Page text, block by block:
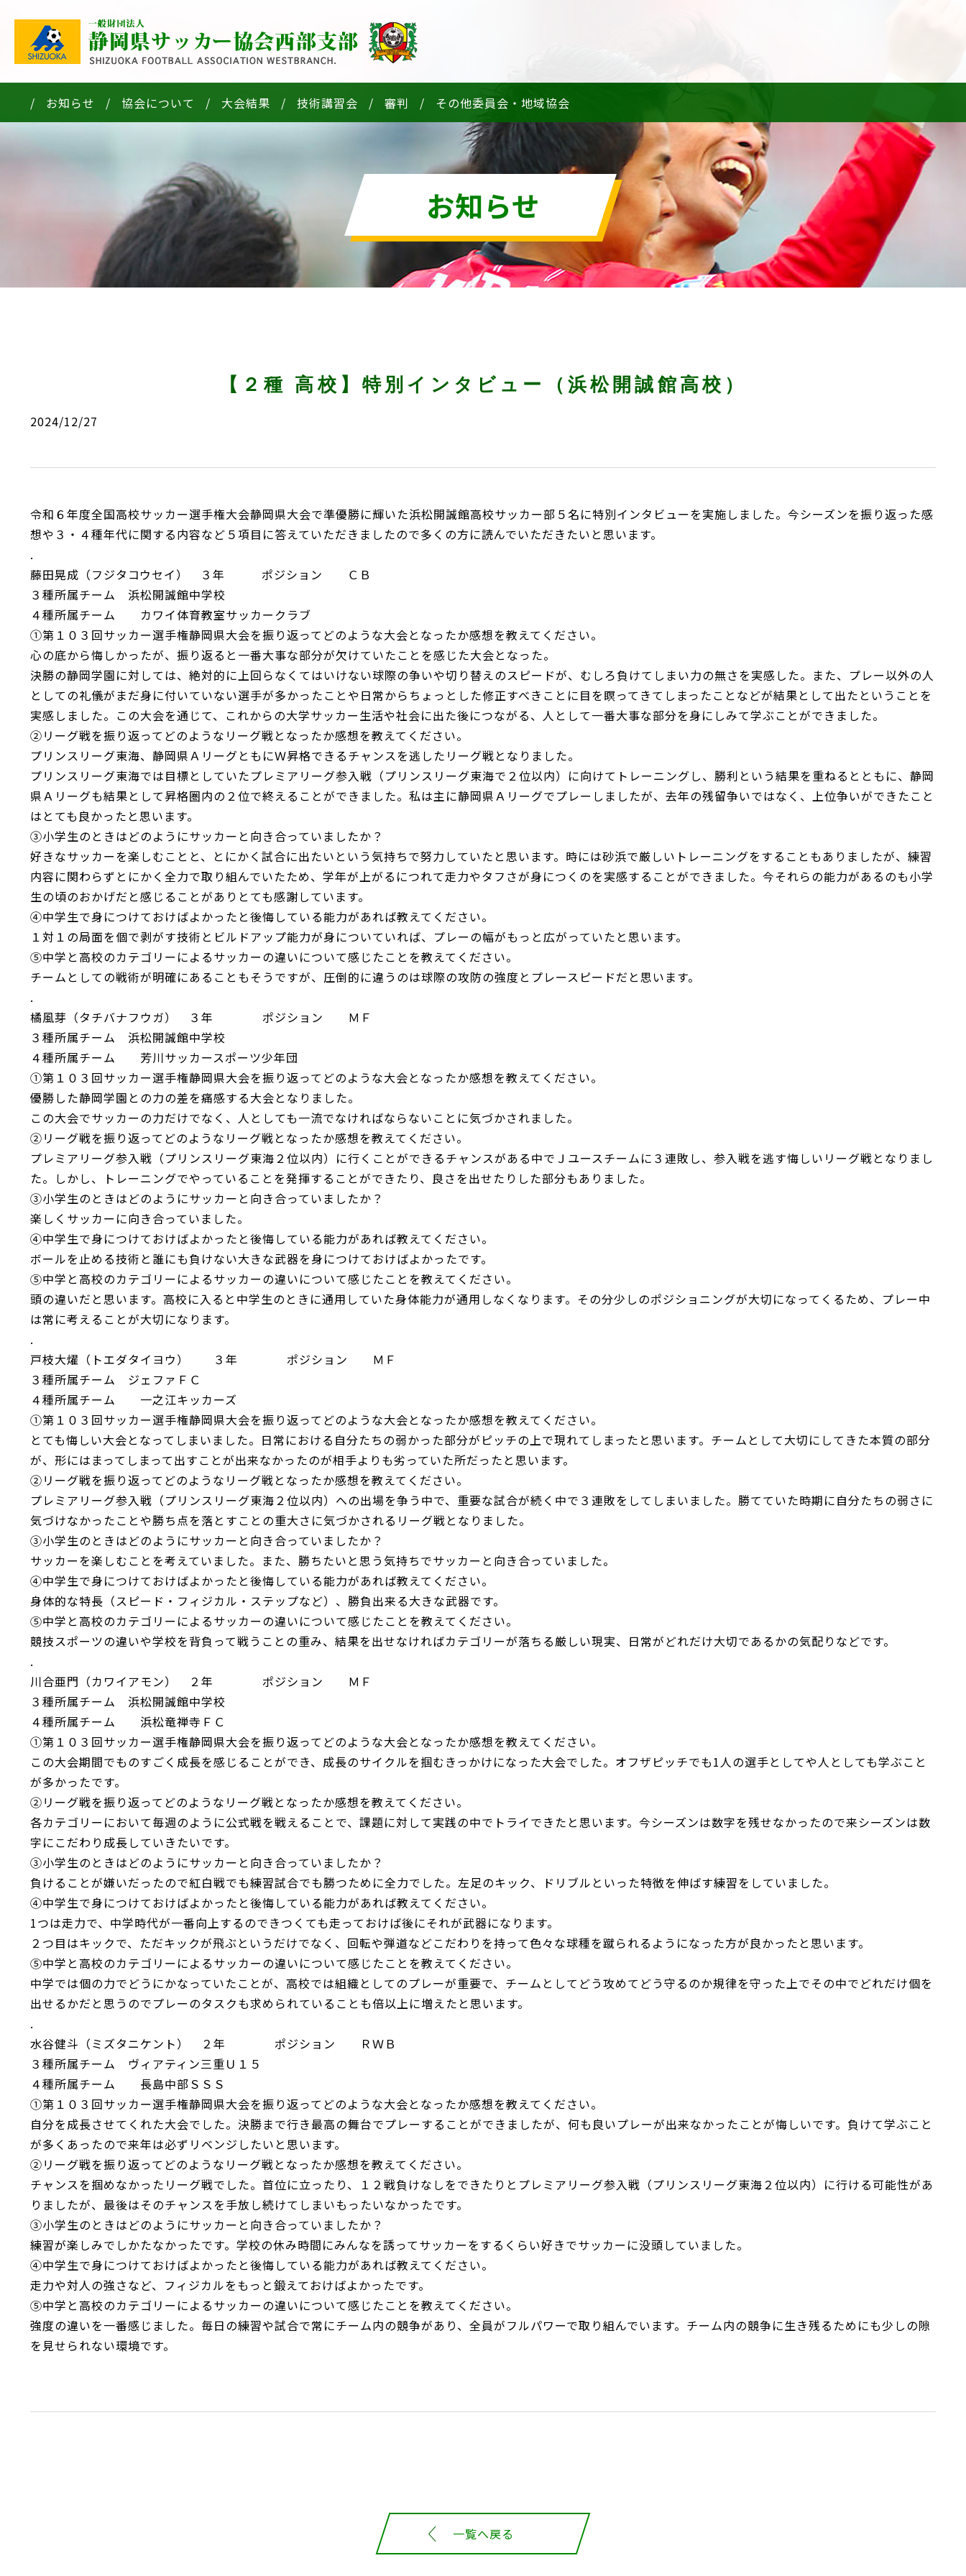
お知らせ 協会について 大会結果 技術講習会 審判 その他委員会・地域協会
お知らせ
【２種 高校】特別インタビュー（浜松開誠館高校）
2024/12/27
令和６年度全国高校サッカー選手権大会静岡県大会で準優勝に輝いた浜松開誠館高校サッカー部５名に特別インタビューを実施しました。今シーズンを振り返った感
想や３・４種年代に関する内容など５項目に答えていただきましたので多くの方に読んでいただきたいと思います。
.
藤田晃成（フジタコウセイ） ３年 ポジション ＣＢ
３種所属チーム 浜松開誠館中学校
４種所属チーム カワイ体育教室サッカークラブ
①第１０３回サッカー選手権静岡県大会を振り返ってどのような大会となったか感想を教えてください。
心の底から悔しかったが、振り返ると一番大事な部分が欠けていたことを感じた大会となった。
決勝の静岡学園に対しては、絶対的に上回らなくてはいけない球際の争いや切り替えのスピードが、むしろ負けてしまい力の無さを実感した。また、プレー以外の人
としての礼儀がまだ身に付いていない選手が多かったことや日常からちょっとした修正すべきことに目を瞑ってきてしまったことなどが結果として出たということを
実感しました。この大会を通じて、これからの大学サッカー生活や社会に出た後につながる、人として一番大事な部分を身にしみて学ぶことができました。
②リーグ戦を振り返ってどのようなリーグ戦となったか感想を教えてください。
プリンスリーグ東海、静岡県ＡリーグともにＷ昇格できるチャンスを逃したリーグ戦となりました。
プリンスリーグ東海では目標としていたプレミアリーグ参入戦（プリンスリーグ東海で２位以内）に向けてトレーニングし、勝利という結果を重ねるとともに、静岡
県Ａリーグも結果として昇格圏内の２位で終えることができました。私は主に静岡県Ａリーグでプレーしましたが、去年の残留争いではなく、上位争いができたこと
はとても良かったと思います。
③小学生のときはどのようにサッカーと向き合っていましたか？
好きなサッカーを楽しむことと、とにかく試合に出たいという気持ちで努力していたと思います。時には砂浜で厳しいトレーニングをすることもありましたが、練習
内容に関わらずとにかく全力で取り組んでいたため、学年が上がるにつれて走力やタフさが身につくのを実感することができました。今それらの能力があるのも小学
生の頃のおかげだと感じることがありとても感謝しています。
④中学生で身につけておけばよかったと後悔している能力があれば教えてください。
１対１の局面を個で剥がす技術とビルドアップ能力が身についていれば、プレーの幅がもっと広がっていたと思います。
⑤中学と高校のカテゴリーによるサッカーの違いについて感じたことを教えてください。
チームとしての戦術が明確にあることもそうですが、圧倒的に違うのは球際の攻防の強度とプレースピードだと思います。
.
橘風芽（タチバナフウガ） ３年 ポジション ＭＦ
３種所属チーム 浜松開誠館中学校
４種所属チーム 芳川サッカースポーツ少年団
①第１０３回サッカー選手権静岡県大会を振り返ってどのような大会となったか感想を教えてください。
優勝した静岡学園との力の差を痛感する大会となりました。
この大会でサッカーの力だけでなく、人としても一流でなければならないことに気づかされました。
②リーグ戦を振り返ってどのようなリーグ戦となったか感想を教えてください。
プレミアリーグ参入戦（プリンスリーグ東海２位以内）に行くことができるチャンスがある中でＪユースチームに３連敗し、参入戦を逃す悔しいリーグ戦となりまし
た。しかし、トレーニングでやっていることを発揮することができたり、良さを出せたりした部分もありました。
③小学生のときはどのようにサッカーと向き合っていましたか？
楽しくサッカーに向き合っていました。
④中学生で身につけておけばよかったと後悔している能力があれば教えてください。
ボールを止める技術と誰にも負けない大きな武器を身につけておけばよかったです。
⑤中学と高校のカテゴリーによるサッカーの違いについて感じたことを教えてください。
頭の違いだと思います。高校に入ると中学生のときに通用していた身体能力が通用しなくなります。その分少しのポジショニングが大切になってくるため、プレー中
は常に考えることが大切になります。
.
戸枝大燿（トエダタイヨウ） ３年 ポジション ＭＦ
３種所属チーム ジェファＦＣ
４種所属チーム 一之江キッカーズ
①第１０３回サッカー選手権静岡県大会を振り返ってどのような大会となったか感想を教えてください。
とても悔しい大会となってしまいました。日常における自分たちの弱かった部分がピッチの上で現れてしまったと思います。チームとして大切にしてきた本質の部分
が、形にはまってしまって出すことが出来なかったのが相手よりも劣っていた所だったと思います。
②リーグ戦を振り返ってどのようなリーグ戦となったか感想を教えてください。
プレミアリーグ参入戦（プリンスリーグ東海２位以内）への出場を争う中で、重要な試合が続く中で３連敗をしてしまいました。勝てていた時期に自分たちの弱さに
気づけなかったことや勝ち点を落とすことの重大さに気づかされるリーグ戦となりました。
③小学生のときはどのようにサッカーと向き合っていましたか？
サッカーを楽しむことを考えていました。また、勝ちたいと思う気持ちでサッカーと向き合っていました。
④中学生で身につけておけばよかったと後悔している能力があれば教えてください。
身体的な特長（スピード・フィジカル・ステップなど）、勝負出来る大きな武器です。
⑤中学と高校のカテゴリーによるサッカーの違いについて感じたことを教えてください。
競技スポーツの違いや学校を背負って戦うことの重み、結果を出せなければカテゴリーが落ちる厳しい現実、日常がどれだけ大切であるかの気配りなどです。
.
川合亜門（カワイアモン） ２年 ポジション ＭＦ
３種所属チーム 浜松開誠館中学校
４種所属チーム 浜松竜禅寺ＦＣ
①第１０３回サッカー選手権静岡県大会を振り返ってどのような大会となったか感想を教えてください。
この大会期間でものすごく成長を感じることができ、成長のサイクルを掴むきっかけになった大会でした。オフザピッチでも1人の選手としてや人としても学ぶこと
が多かったです。
②リーグ戦を振り返ってどのようなリーグ戦となったか感想を教えてください。
各カテゴリーにおいて毎週のように公式戦を戦えることで、課題に対して実践の中でトライできたと思います。今シーズンは数字を残せなかったので来シーズンは数
字にこだわり成長していきたいです。
③小学生のときはどのようにサッカーと向き合っていましたか？
負けることが嫌いだったので紅白戦でも練習試合でも勝つために全力でした。左足のキック、ドリブルといった特徴を伸ばす練習をしていました。
④中学生で身につけておけばよかったと後悔している能力があれば教えてください。
1つは走力で、中学時代が一番向上するのできつくても走っておけば後にそれが武器になります。
２つ目はキックで、ただキックが飛ぶというだけでなく、回転や弾道などこだわりを持って色々な球種を蹴られるようになった方が良かったと思います。
⑤中学と高校のカテゴリーによるサッカーの違いについて感じたことを教えてください。
中学では個の力でどうにかなっていたことが、高校では組織としてのプレーが重要で、チームとしてどう攻めてどう守るのか規律を守った上でその中でどれだけ個を
出せるかだと思うのでプレーのタスクも求められていることも倍以上に増えたと思います。
.
水谷健斗（ミズタニケント） ２年 ポジション ＲＷＢ
３種所属チーム ヴィアティン三重Ｕ１５
４種所属チーム 長島中部ＳＳＳ
①第１０３回サッカー選手権静岡県大会を振り返ってどのような大会となったか感想を教えてください。
自分を成長させてくれた大会でした。決勝まで行き最高の舞台でプレーすることができましたが、何も良いプレーが出来なかったことが悔しいです。負けて学ぶこと
が多くあったので来年は必ずリベンジしたいと思います。
②リーグ戦を振り返ってどのようなリーグ戦となったか感想を教えてください。
チャンスを掴めなかったリーグ戦でした。首位に立ったり、１２戦負けなしをできたりとプレミアリーグ参入戦（プリンスリーグ東海２位以内）に行ける可能性があ
りましたが、最後はそのチャンスを手放し続けてしまいもったいなかったです。
③小学生のときはどのようにサッカーと向き合っていましたか？
練習が楽しみでしかたなかったです。学校の休み時間にみんなを誘ってサッカーをするくらい好きでサッカーに没頭していました。
④中学生で身につけておけばよかったと後悔している能力があれば教えてください。
走力や対人の強さなど、フィジカルをもっと鍛えておけばよかったです。
⑤中学と高校のカテゴリーによるサッカーの違いについて感じたことを教えてください。
強度の違いを一番感じました。毎日の練習や試合で常にチーム内の競争があり、全員がフルパワーで取り組んでいます。チーム内の競争に生き残るためにも少しの隙
を見せられない環境です。
一覧へ戻る